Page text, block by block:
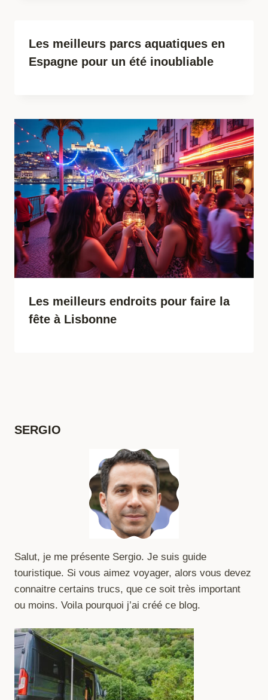
Les meilleurs parcs aquatiques en
Espagne pour un été inoubliable
Les meilleurs endroits pour faire la
fête à Lisbonne
SERGIO
Salut, je me présente Sergio. Je suis guide
touristique. Si vous aimez voyager, alors vous devez
connaitre certains trucs, que ce soit très important
ou moins. Voila pourquoi j’ai créé ce blog.